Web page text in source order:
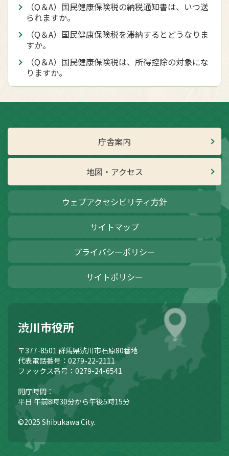
（Q＆A）国民健康保険税の納税通知書は、いつ送
られますか。
（Q＆A）国民健康保険税を滞納するとどうなりま
すか。
（Q＆A）国民健康保険税は、所得控除の対象にな
りますか。
庁舎案内
地図・アクセス
ウェブアクセシビリティ方針
サイトマップ
プライバシーポリシー
サイトポリシー
渋川市役所
〒377-8501 群馬県渋川市石原80番地
代表電話番号：0279-22-2111
ファックス番号：0279-24-6541
開庁時間：
平日 午前8時30分から午後5時15分
©2025 Shibukawa City.